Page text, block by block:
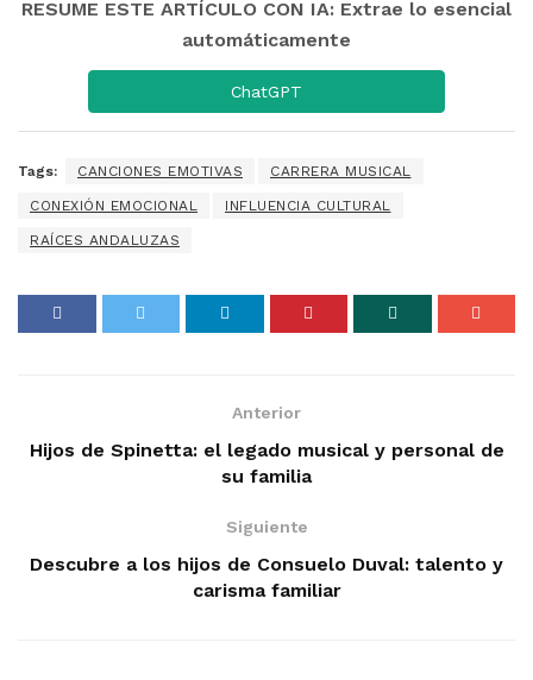
RESUME ESTE ARTÍCULO CON IA: Extrae lo esencial
automáticamente
ChatGPT
Tags: CANCIONES EMOTIVAS CARRERA MUSICAL
CONEXIÓN EMOCIONAL INFLUENCIA CULTURAL
RAÍCES ANDALUZAS
Anterior
Hijos de Spinetta: el legado musical y personal de
su familia
Siguiente
Descubre a los hijos de Consuelo Duval: talento y
carisma familiar